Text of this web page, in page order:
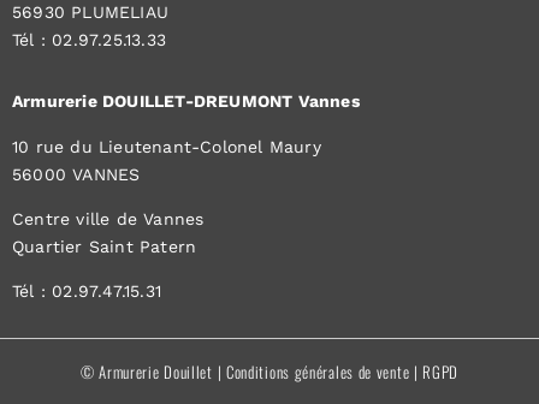
56930 PLUMELIAU
Tél : 02.97.25.13.33
Armurerie DOUILLET-DREUMONT Vannes
10 rue du Lieutenant-Colonel Maury
56000 VANNES
Centre ville de Vannes
Quartier Saint Patern
Tél : 02.97.47.15.31
© Armurerie Douillet | Conditions générales de vente | RGPD